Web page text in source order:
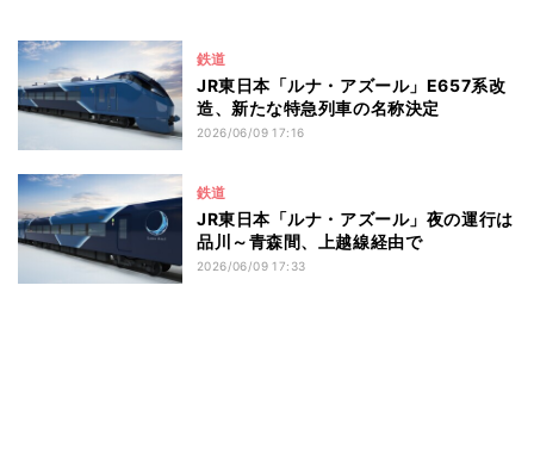
鉄道
JR東日本「ルナ・アズール」E657系改
造、新たな特急列車の名称決定
2026/06/09 17:16
鉄道
JR東日本「ルナ・アズール」夜の運行は
品川～青森間、上越線経由で
2026/06/09 17:33